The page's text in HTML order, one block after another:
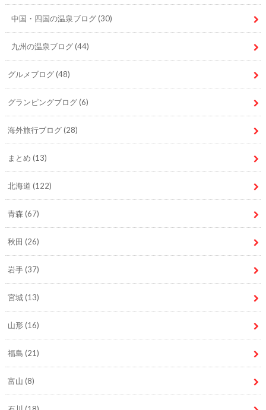
中国・四国の温泉ブログ(30)
九州の温泉ブログ(44)
グルメブログ(48)
グランピングブログ(6)
海外旅行ブログ(28)
まとめ (13)
北海道 (122)
青森 (67)
秋田 (26)
岩手(37)
宮城(13)
山形(16)
福島 (21)
富山 (8)